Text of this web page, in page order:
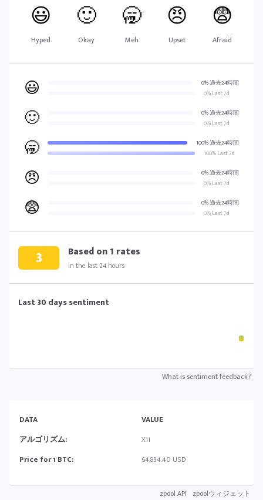
😃
Hyped
🙂
Okay
🥱
Meh
😠
Upset
😨
Afraid
😃
0% 過去24時間
0% Last 7d
🙂
0% 過去24時間
0% Last 7d
🥱
100% 過去24時間
100% Last 7d
😠
0% 過去24時間
0% Last 7d
😨
0% 過去24時間
0% Last 7d
3 Based on1 rates
in the last 24 hours
Last 30 days sentiment
What is sentiment feedback?
DATA
VALUE
アルゴリズム:
X11
Price for 1 BTC:
64,834.40 USD
zpool API zpoolウィジェット